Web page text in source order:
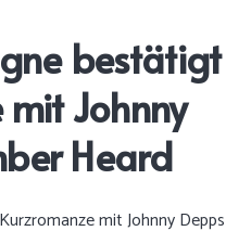
bestätigt
mit Johnny
Heard